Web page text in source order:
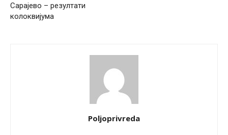
Сарајево – резултати
колоквијума
Poljoprivreda